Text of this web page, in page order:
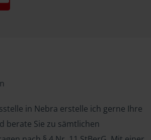
in Nebra erstelle ich gerne Ihre
berate Sie zu sämtlichen